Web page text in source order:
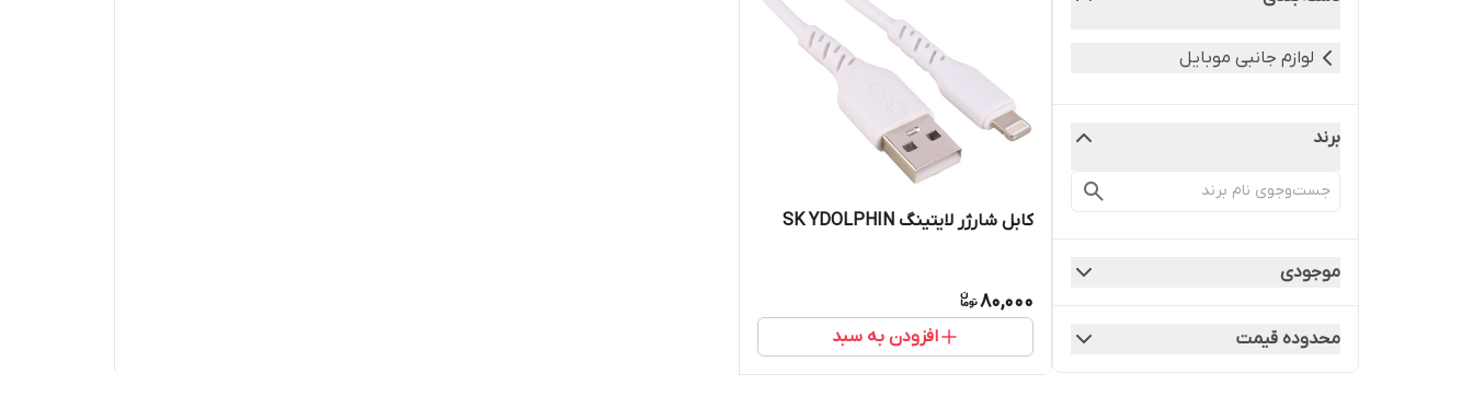
لوازم جانبی موبایل
برند
موجودی
محدوده قیمت
کابل شارژر لایتینگ SK YDOLPHIN
80,000
افزودن به سبد